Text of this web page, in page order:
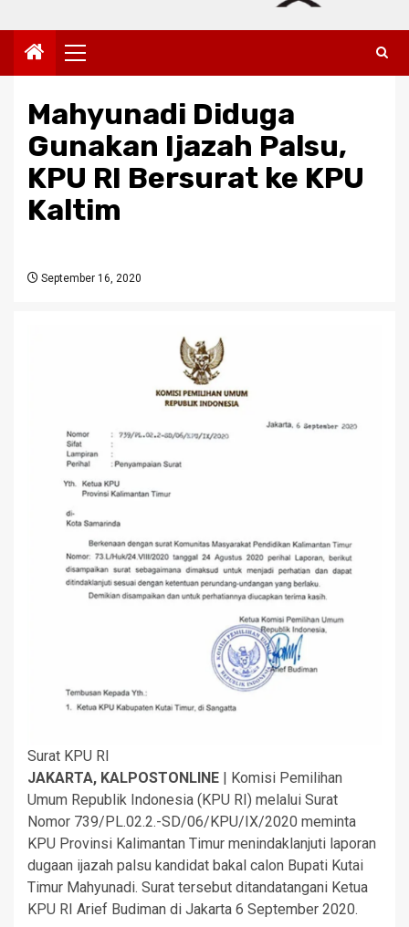
Primary
Menu
Mahyunadi Diduga
Gunakan Ijazah Palsu,
KPU RI Bersurat ke KPU
Kaltim
September 16, 2020
Surat KPU RI
JAKARTA, KALPOSTONLINE | Komisi Pemilihan
Umum Republik Indonesia (KPU RI) melalui Surat
Nomor 739/PL.02.2.-SD/06/KPU/IX/2020 meminta
KPU Provinsi Kalimantan Timur menindaklanjuti laporan
dugaan ijazah palsu kandidat bakal calon Bupati Kutai
Timur Mahyunadi. Surat tersebut ditandatangani Ketua
KPU RI Arief Budiman di Jakarta 6 September 2020.